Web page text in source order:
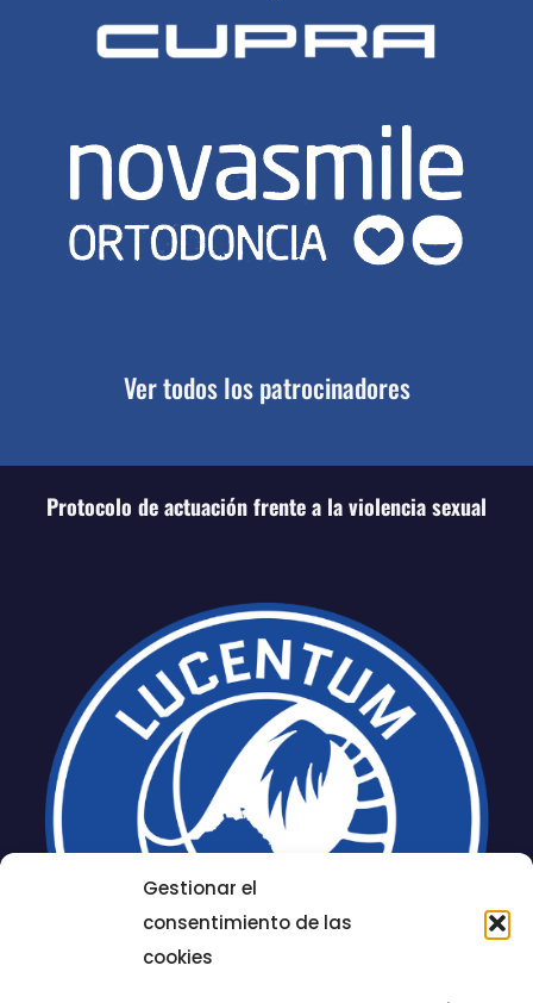
Gestionar el
consentimiento de las
cookies
Ver todos los patrocinadores
Protocolo de actuación frente a la violencia sexual